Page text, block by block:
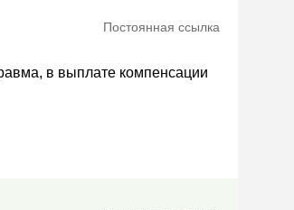
Постоянная ссылка
в выплате компенсации